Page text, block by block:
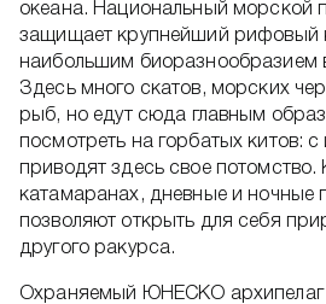
океана. Национальный морской
защищает крупнейший рифовый
наибольшим биоразнообразием
Здесь много скатов, морских
рыб, но едут сюда главным
посмотреть на горбатых китов:
приводят здесь свое потомство.
катамаранах, дневные и ночные
позволяют открыть для себя
другого ракурса.
Охраняемый ЮНЕСКО архипелаг